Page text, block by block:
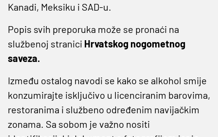
Kanadi, Meksiku i SAD-u.
Popis svih preporuka može se pronaći na
službenoj stranici Hrvatskog nogometnog
saveza.
Između ostalog navodi se kako se alkohol smije
konzumirajte isključivo u licenciranim barovima,
restoranima i službeno određenim navijačkim
zonama. Sa sobom je važno nositi